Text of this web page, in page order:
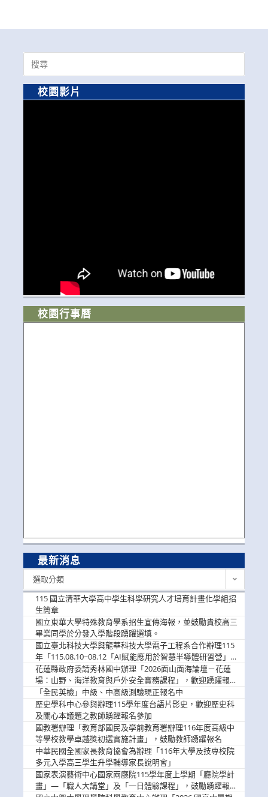
Search
for:
校園影片
校園行事曆
最新消息
選取分類
115 國立清華大學高中學生科學研究人才培育計畫化學組招
生簡章
國立東華大學特殊教育學系招生宣傳海報，並鼓勵貴校高三
畢業同學於分發入學階段踴躍選填。
國立臺北科技大學與龍華科技大學電子工程系合作辦理115
年「115.08.10~08.12「AI賦能應用於智慧半導體研習營」，
歡迎學生踴躍報名參加
花蓮縣政府委請秀林國中辦理「2026面山面海論壇－花蓮
場：山野、海洋教育與戶外安全實務課程」，歡迎踴躍報名
參加
「全民英檢」中級、中高級測驗現正報名中
歷史學科中心參與辦理115學年度台語片影史，歡迎歷史科
及關心本議題之教師踴躍報名參加
國教署辦理「教育部國民及學前教育署辦理116年度高級中
等學校教學卓越獎初選實施計畫」，鼓勵教師踴躍報名
中華民國全國家長教育協會為辦理「116年大學及技專校院
多元入學高三學生升學輔導家長說明會」
國家表演藝術中心國家兩廳院115學年度上學期「廳院學計
畫」—「職人大講堂」及「一日體驗課程」，鼓勵踴躍報名